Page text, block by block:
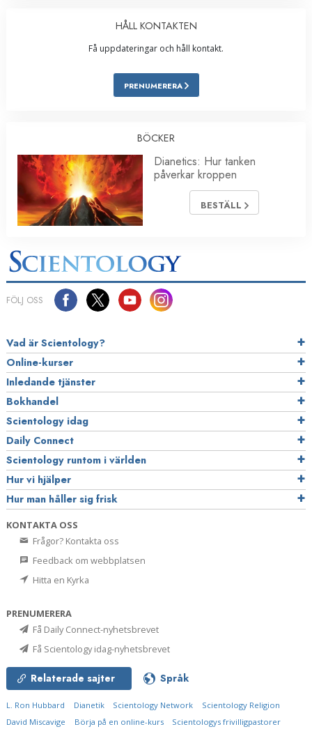
HÅLL KONTAKTEN
Få uppdateringar och håll kontakt.
PRENUMERERA
BÖCKER
Dianetics: Hur tanken
påverkar kroppen
BESTÄLL
FÖLJ OSS
Vad är Scientology?
Online-kurser
Inledande tjänster
Bokhandel
Scientology idag
Daily Connect
Scientology runtom i världen
Hur vi hjälper
Hur man håller sig frisk
KONTAKTA OSS
Frågor? Kontakta oss
Feedback om webbplatsen
Hitta en Kyrka
PRENUMERERA
Få Daily Connect-nyhetsbrevet
Få Scientology idag-nyhetsbrevet
Relaterade sajter Språk
L. Ron Hubbard Dianetik Scientology Network
Scientology Religion
David Miscavige
Börja på en online-kurs
Scientologys frivilligpastorer